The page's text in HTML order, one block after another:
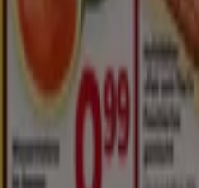
Marken
Lokale Marken
Unternehmen
Geschäfte in der Nähe